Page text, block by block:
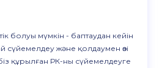
болуы мүмкін - баптаудан кейін
сүйемелдеу және қолдаумен өзі
құрылған РК-ны сүйемелдеуге